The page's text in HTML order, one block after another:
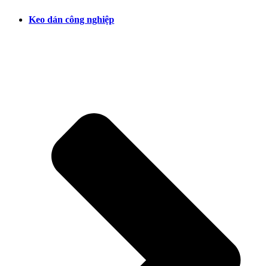
Keo dán công nghiệp